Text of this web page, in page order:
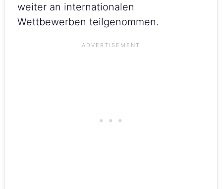
weiter an internationalen
Wettbewerben teilgenommen.